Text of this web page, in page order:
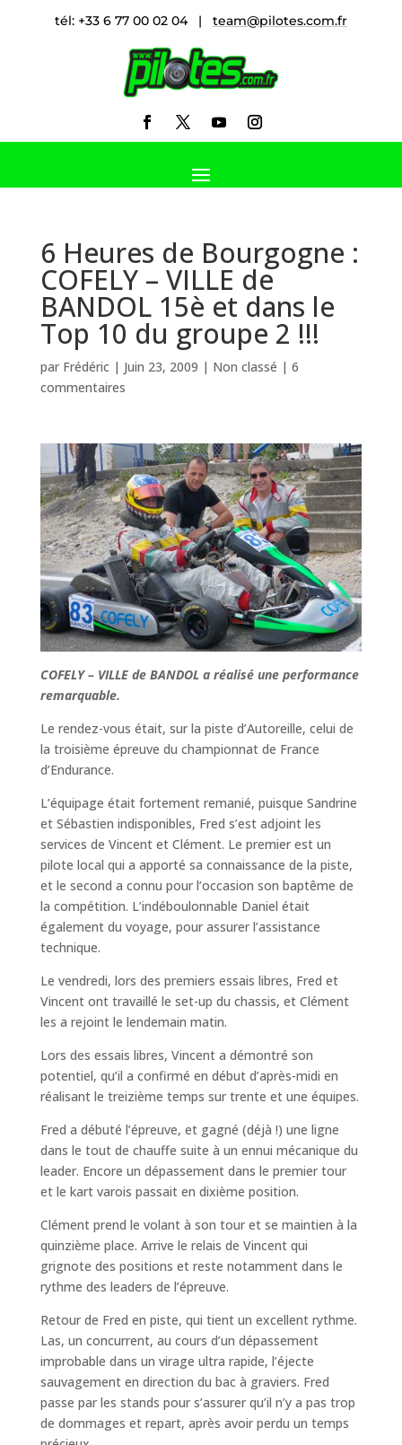
tél: +33 6 77 00 02 04 | team@pilotes.com.fr
6 Heures de Bourgogne :
COFELY – VILLE de
BANDOL 15è et dans le
Top 10 du groupe 2 !!!
par Frédéric| Juin 23, 2009 | Non classé | 6
commentaires
COFELY – VILLE de BANDOL a réalisé une performance
remarquable.
Le rendez-vous était, sur la piste d’Autoreille, celui de
la troisième épreuve du championnat de France
d’Endurance.
L’équipage était fortement remanié, puisque Sandrine
et Sébastien indisponibles, Fred s’est adjoint les
services de Vincent et Clément. Le premier est un
pilote local qui a apporté sa connaissance de la piste,
et le second a connu pour l’occasion son baptême de
la compétition. L’indéboulonnable Daniel était
également du voyage, pour assurer l’assistance
technique.
Le vendredi, lors des premiers essais libres, Fred et
Vincent ont travaillé le set-up du chassis, et Clément
les a rejoint le lendemain matin.
Lors des essais libres, Vincent a démontré son
potentiel, qu’il a confirmé en début d’après-midi en
réalisant le treizième temps sur trente et une équipes.
Fred a débuté l’épreuve, et gagné (déjà !) une ligne
dans le tout de chauffe suite à un ennui mécanique du
leader. Encore un dépassement dans le premier tour
et le kart varois passait en dixième position.
Clément prend le volant à son tour et se maintien à la
quinzième place. Arrive le relais de Vincent qui
grignote des positions et reste notamment dans le
rythme des leaders de l’épreuve.
Retour de Fred en piste, qui tient un excellent rythme.
Las, un concurrent, au cours d’un dépassement
improbable dans un virage ultra rapide, l’éjecte
sauvagement en direction du bac à graviers. Fred
passe par les stands pour s’assurer qu’il n’y a pas trop
de dommages et repart, après avoir perdu un temps